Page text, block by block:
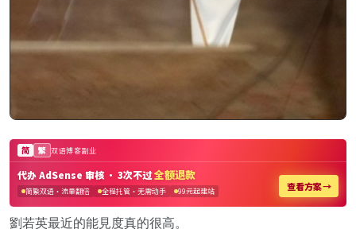
劉若英最近的能見度真的很高。